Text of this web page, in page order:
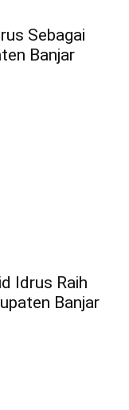
Sebagai
Banjar
Idrus Raih
Banjar